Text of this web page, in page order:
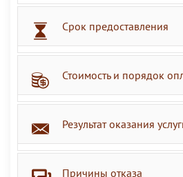
Срок предоставления
Стоимость и порядок
Результат оказания
Причины отказа